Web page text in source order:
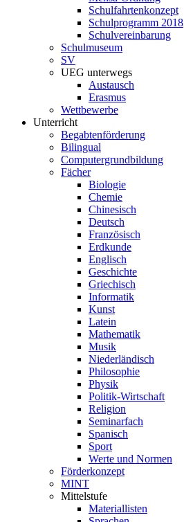
Schulfahrtenkonzept
Schulprogramm 2018
Schulvereinbarung
Schulmuseum
SV
UEG unterwegs
Austausch
Erasmus
Wettbewerbe
Unterricht
Begabtenförderung
Bilingual
Computergrundbildung
Fächer
Biologie
Chemie
Chinesisch
Deutsch
Französisch
Erdkunde
Englisch
Geschichte
Griechisch
Informatik
Kunst
Latein
Mathematik
Musik
Niederländisch
Philosophie
Physik
Politik-Wirtschaft
Religion
Seminarfach
Spanisch
Sport
Werte und Normen
Förderkonzept
MINT
Mittelstufe
Materiallisten